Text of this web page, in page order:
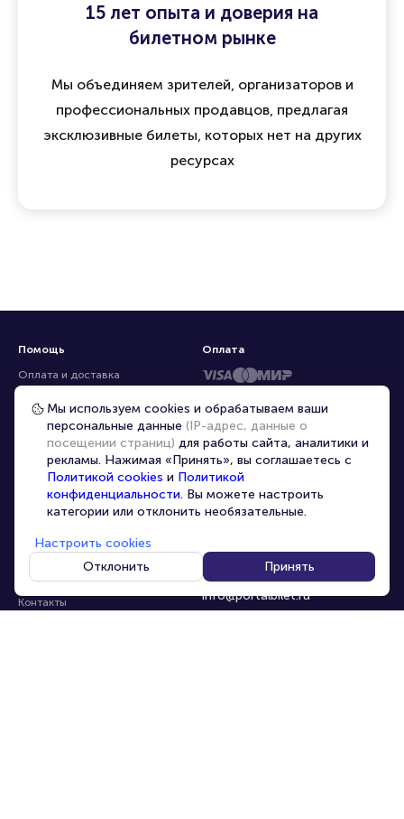
15 лет опыта и доверия на
билетном рынке
Мы объединяем зрителей, организаторов и
профессиональных продавцов, предлагая
эксклюзивные билеты, которых нет на других
ресурсах
Помощь
Оплата и доставка
Частые вопросы
Перепродажа билетов
Организаторам
Корпоративным клиентам
VIP-билеты
Персональные данные
О компании
Контакты
8-800-500-42-62
8-499-226-15-14
info@portalbilet.ru
С 10:00 до 21:00,
Оплата
Мы используем cookies и обрабатываем ваши
персональные данные (IP-адрес, данные о
посещении страниц) для работы сайта, аналитики и
рекламы. Нажимая «Принять», вы соглашаетесь с
Политикой cookies и Политикой
конфиденциальности. Вы можете настроить
категории или отклонить необязательные.
Настроить cookies
Отклонить
Принять